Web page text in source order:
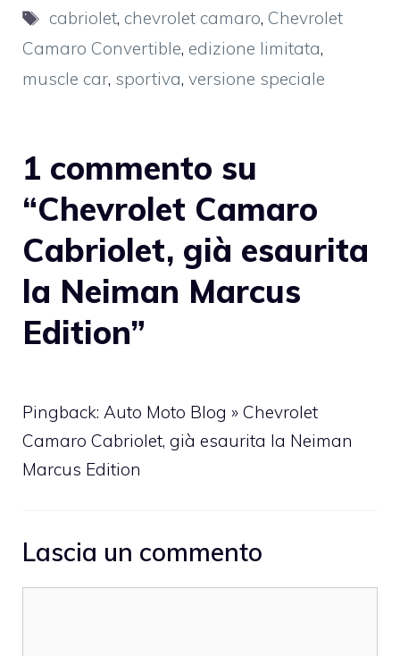
Tag
cabriolet, chevrolet camaro, Chevrolet
Camaro Convertible, edizione limitata,
muscle car, sportiva, versione speciale
1 commento su
“Chevrolet Camaro
Cabriolet, già esaurita
la Neiman Marcus
Edition”
Pingback: Auto Moto Blog » Chevrolet
Camaro Cabriolet, già esaurita la Neiman
Marcus Edition
Lascia un commento